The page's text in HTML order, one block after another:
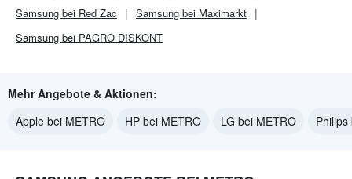
Samsung bei Red Zac
Samsung bei Maximarkt
Samsung bei PAGRO DISKONT
Mehr Angebote & Aktionen:
Apple bei METRO
HP bei METRO LG bei METRO